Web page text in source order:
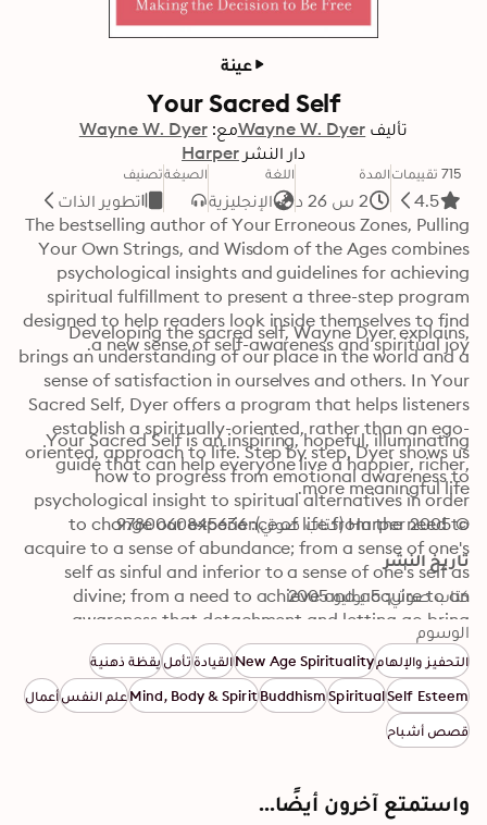
عينة
Your Sacred Self
تأليف Wayne W. Dyerمع: Wayne W. Dyer
دار النشر Harper
715 تقييمات
4.5
المدة
2 س 26 د
اللغة
الإنجليزية
الصيغةتصنيف
تطوير الذات
The bestselling author of Your Erroneous Zones, Pulling
spiritual fulfillment to present a three-step program
designed to help readers look inside themselves to find
a new sense of self-awareness and spiritual joy.
Developing the sacred self, Wayne Dyer explains,
sense of satisfaction in ourselves and others. In Your
Sacred Self, Dyer offers a program that helps listeners
establish a spiritually-oriented, rather than an ego-
oriented, approach to life. Step by step, Dyer shows us
how to progress from emotional awareness to
acquire to a sense of abundance; from a sense of one's
self as sinful and inferior to a sense of one's self as
freedom.
Your Sacred Self is an inspiring, hopeful, illuminating
guide that can help everyone live a happier, richer,
more meaningful life.
© 2005 Harper (كتاب صوتي): 9780060845636
تاريخ النشر
كتاب صوتي: 5 يوليو 2005
الوسوم
التحفيز والإلهامNew Age Spiritualityالقيادةتأمليقظة ذهنية
Self Esteem
Spiritual
Buddhism
Mind, Body & Spiritعلم النفسأعمال
قصص أشباح
واستمتع آخرون أيضًا...